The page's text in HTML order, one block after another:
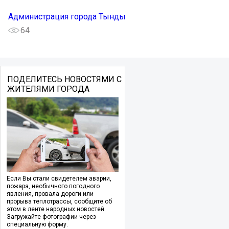
Администрация города Тынды
64
ПОДЕЛИТЕСЬ НОВОСТЯМИ С
ЖИТЕЛЯМИ ГОРОДА
Если Вы стали свидетелем аварии,
пожара, необычного погодного
явления, провала дороги или
прорыва теплотрассы, сообщите об
этом в ленте народных новостей.
Загружайте фотографии через
специальную форму.